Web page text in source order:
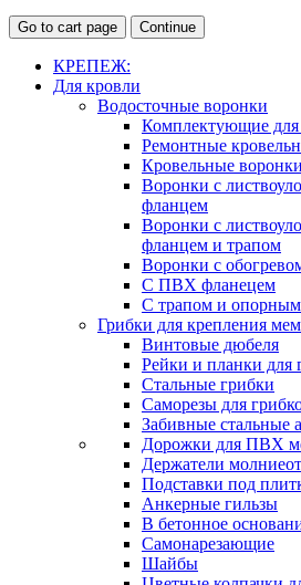
Go to cart page Continue
КРЕПЕЖ:
Для кровли
Водосточные воронки
Комплектующие
Ремонтные
Кровельные
Воронки с
фланцем
Воронки с
фланцем и трапом
Воронки с
С ПВХ фланецем
С трапом и
Грибки для крепления
Винтовые дюбеля
Рейки и планки для
Стальные грибки
Саморезы для
Забивные стальные
Дорожки для ПВХ
Держатели
Подставки под
Анкерные гильзы
В бетонное
Самонарезающие
Шайбы